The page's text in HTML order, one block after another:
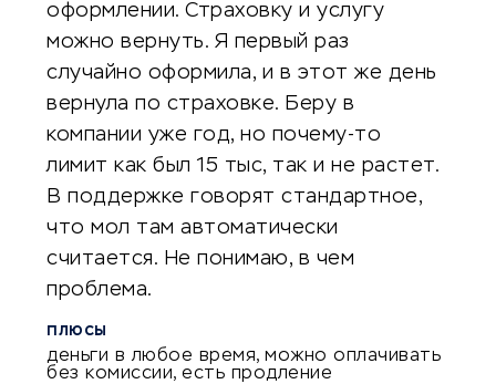
оформлении. Страховку и услугу
можно вернуть. Я первый раз
случайно оформила, и в этот же день
вернула по страховке. Беру в
компании уже год, но почему-то
лимит как был 15 тыс, так и не растет.
В поддержке говорят стандартное,
что мол там автоматически
считается. Не понимаю, в чем
проблема.
ПЛЮСЫ
деньги в любое время, можно оплачивать
без комиссии, есть продление